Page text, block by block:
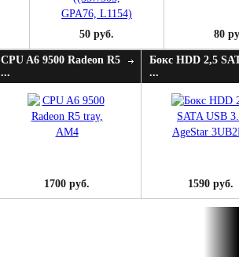
50 руб. 80
CPU A6 9500 Radeon R5
...
1700 руб.
Бокс HDD 2,5
...
1590 руб.